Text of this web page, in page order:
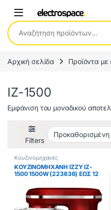
Αναζήτηση για:
Αρχική σελίδα Προϊόντα με
IZ-1500
Εμφάνιση του μοναδικού
Filters
Κουζινομηχανές
ΚΟΥΖΙΝΟΜΗΧΑΝΗ IZZY IZ-
1500 1500W (223636) ΕΩΣ 12